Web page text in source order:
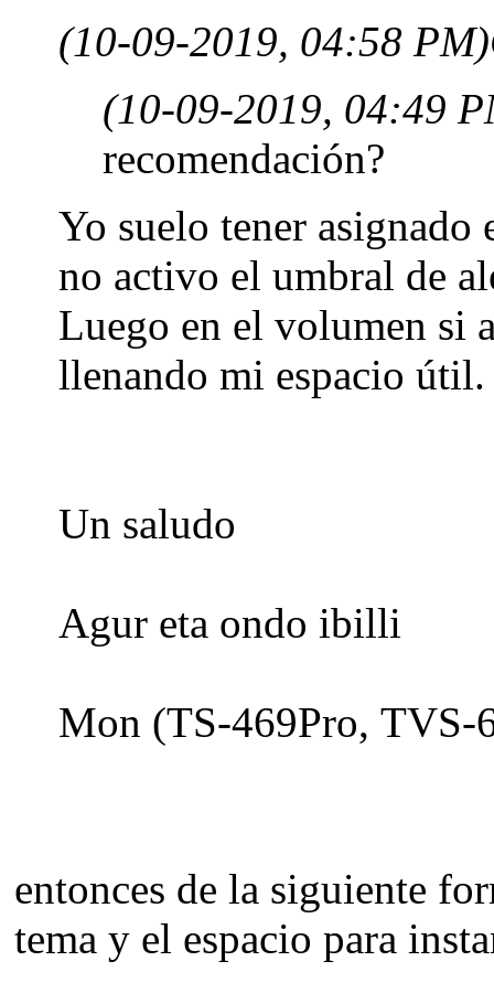
(10-09-2019, 04:58 PM)
(10-09-2019, 04:49
recomendación?
Yo suelo tener
no activo el umbral de
Luego en el volumen si
llenando mi espacio útil.
Un saludo
Agur eta ondo ibilli
Mon (TS-469Pro, TVS-
entonces de la siguiente
tema y el espacio para